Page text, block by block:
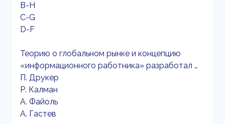
B-H
С-G
D-F
Теорию о глобальном рынке и концепцию
«информационного работника» разработал …
П. Друкер
Р. Калман
А. Файоль
А. Гастев